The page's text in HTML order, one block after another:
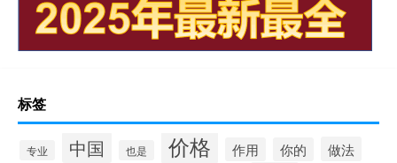
标签
专业 中国 也是 价格 作用 你的 做法